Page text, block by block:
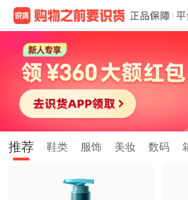
推荐 鞋类 服饰 美妆 数码